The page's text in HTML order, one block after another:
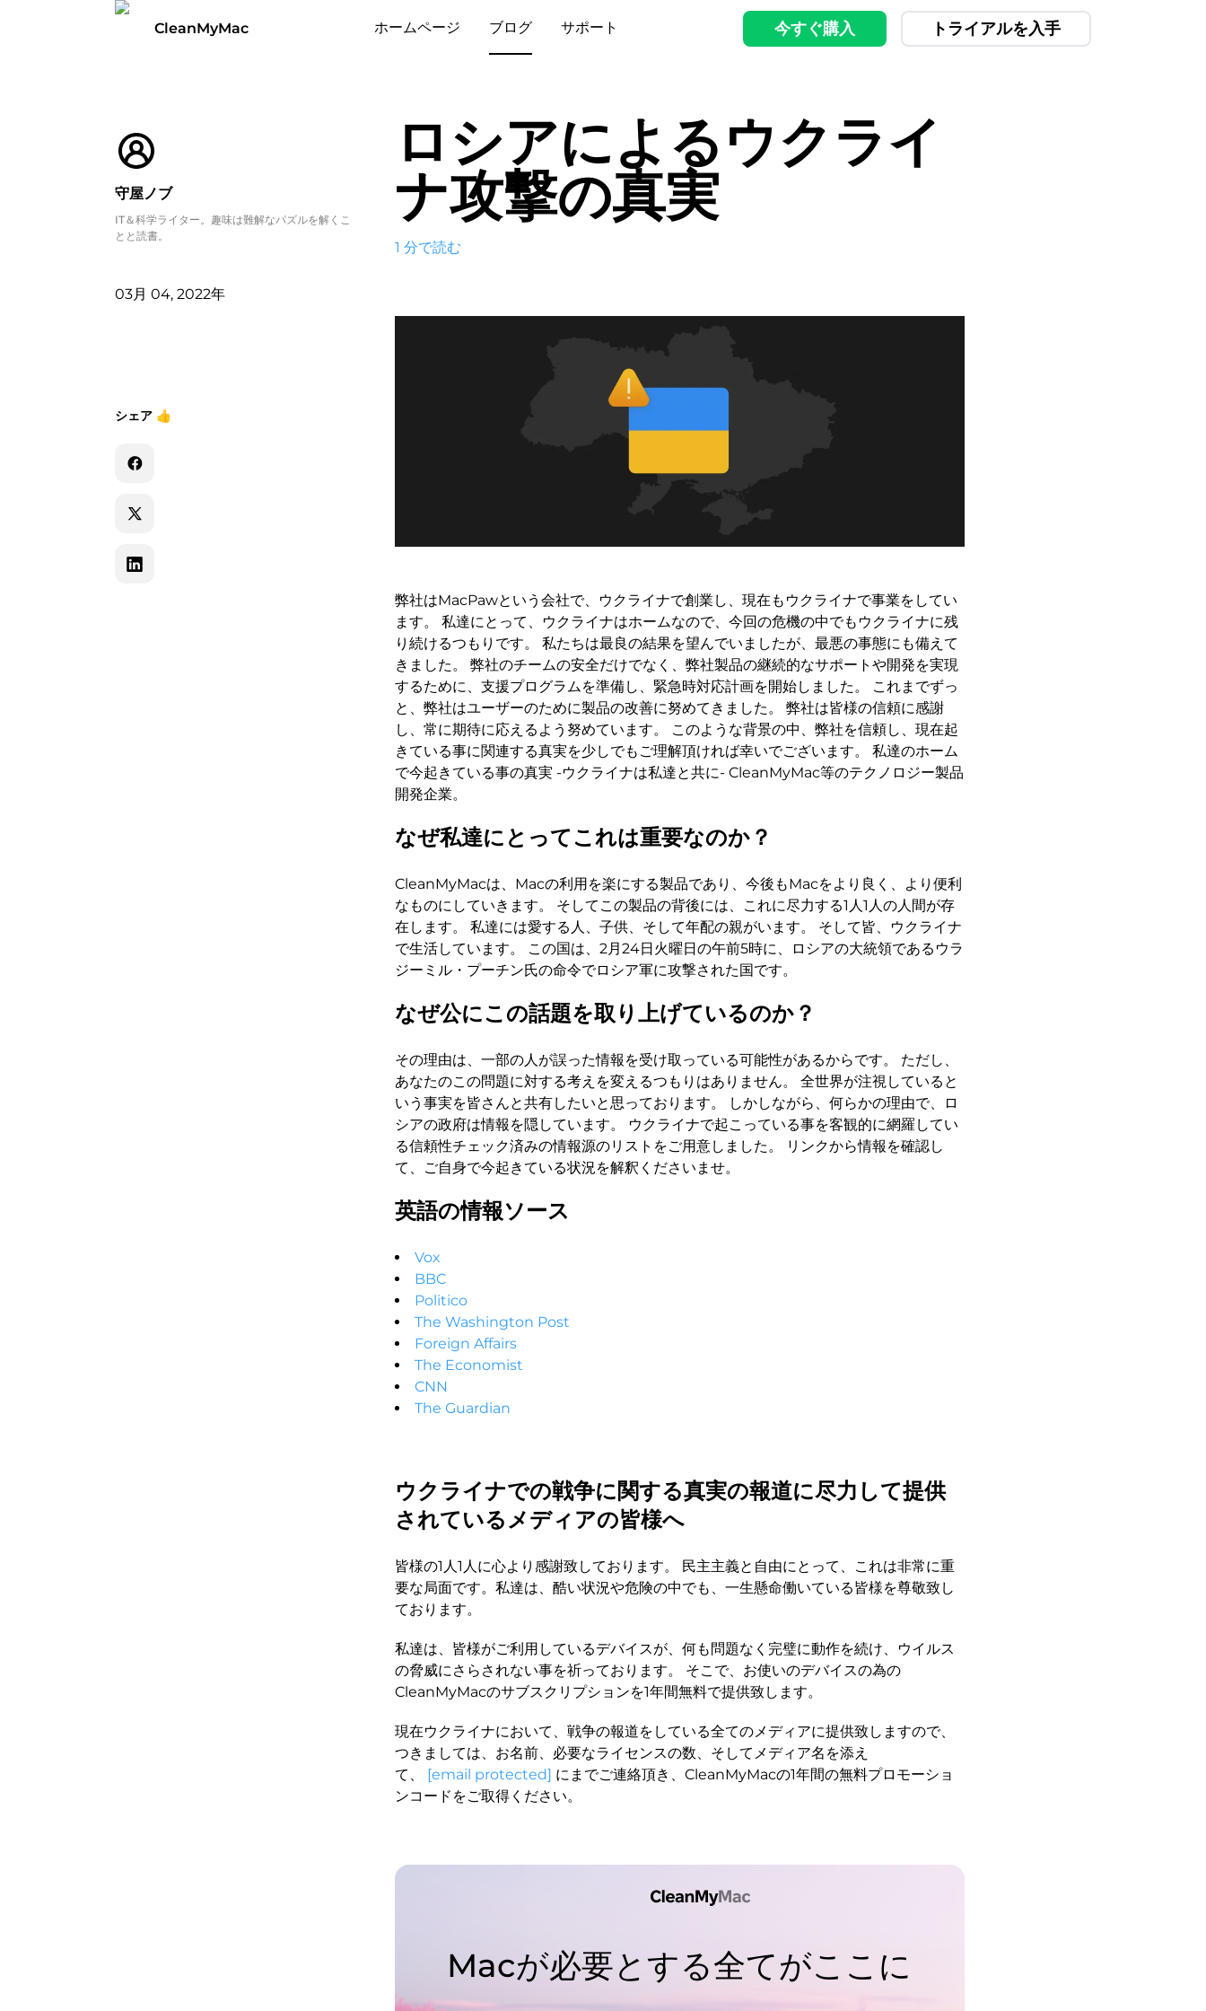
CleanMyMac ホームページ ブログ サポート 今すぐ購入 トライアルを入手
守屋ノブ
IT＆科学ライター。趣味は難解なパズルを解くこ
とと読書。
03月 04, 2022年
シェア 👍
ロシアによるウクライ
ナ攻撃の真実
1 分で読む
弊社はMacPawという会社で、ウクライナで創業し、現在もウクライナで事業をしてい
ます。 私達にとって、ウクライナはホームなので、今回の危機の中でもウクライナに残
り続けるつもりです。 私たちは最良の結果を望んでいましたが、最悪の事態にも備えて
きました。 弊社のチームの安全だけでなく、弊社製品の継続的なサポートや開発を実現
するために、支援プログラムを準備し、緊急時対応計画を開始しました。 これまでずっ
と、弊社はユーザーのために製品の改善に努めてきました。 弊社は皆様の信頼に感謝
し、常に期待に応えるよう努めています。 このような背景の中、弊社を信頼し、現在起
きている事に関連する真実を少しでもご理解頂ければ幸いでございます。 私達のホーム
で今起きている事の真実 -ウクライナは私達と共に- CleanMyMac等のテクノロジー製品
開発企業。
なぜ私達にとってこれは重要なのか？
CleanMyMacは、Macの利用を楽にする製品であり、今後もMacをより良く、より便利
なものにしていきます。 そしてこの製品の背後には、これに尽力する1人1人の人間が存
在します。 私達には愛する人、子供、そして年配の親がいます。 そして皆、ウクライナ
で生活しています。 この国は、2月24日火曜日の午前5時に、ロシアの大統領であるウラ
ジーミル・プーチン氏の命令でロシア軍に攻撃された国です。
なぜ公にこの話題を取り上げているのか？
その理由は、一部の人が誤った情報を受け取っている可能性があるからです。 ただし、
あなたのこの問題に対する考えを変えるつもりはありません。 全世界が注視していると
いう事実を皆さんと共有したいと思っております。 しかしながら、何らかの理由で、ロ
シアの政府は情報を隠しています。 ウクライナで起こっている事を客観的に網羅してい
る信頼性チェック済みの情報源のリストをご用意しました。 リンクから情報を確認し
て、ご自身で今起きている状況を解釈くださいませ。
英語の情報ソース
Vox
BBC
Politico
The Washington Post
Foreign Affairs
The Economist
CNN
The Guardian
ウクライナでの戦争に関する真実の報道に尽力して提供
されているメディアの皆様へ
皆様の1人1人に心より感謝致しております。 民主主義と自由にとって、これは非常に重
要な局面です。私達は、酷い状況や危険の中でも、一生懸命働いている皆様を尊敬致し
ております。
私達は、皆様がご利用しているデバイスが、何も問題なく完璧に動作を続け、ウイルス
の脅威にさらされない事を祈っております。 そこで、お使いのデバイスの為の
CleanMyMacのサブスクリプションを1年間無料で提供致します。
現在ウクライナにおいて、戦争の報道をしている全てのメディアに提供致しますので、
つきましては、お名前、必要なライセンスの数、そしてメディア名を添え
て、
[email protected] にまでご連絡頂き、CleanMyMacの1年間の無料プロモーショ
ンコードをご取得ください。
Macが必要とする全てがここに